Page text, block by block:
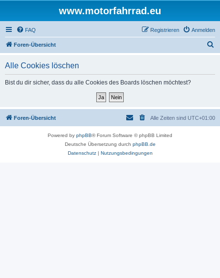
www.motorfahrrad.eu
FAQ Anmelden
Registrieren
Foren-Übersicht
Alle Cookies löschen
Bist du dir sicher, dass du alle Cookies des Boards löschen möchtest?
Foren-Übersicht Alle Zeiten sind UTC+01:00
Powered by phpBB® Forum Software © phpBB Limited
Deutsche Übersetzung durch phpBB.de
Datenschutz| Nutzungsbedingungen